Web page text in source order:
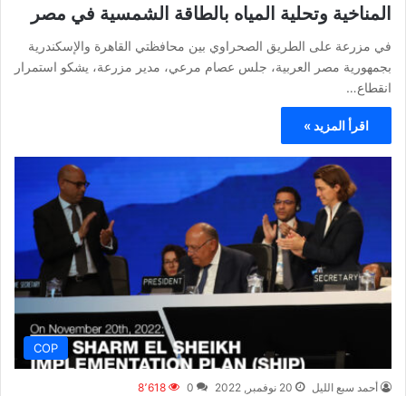
المناخية وتحلية المياه بالطاقة الشمسية في مصر
في مزرعة على الطريق الصحراوي بين محافظتي القاهرة والإسكندرية
بجمهورية مصر العربية، جلس عصام مرعي، مدير مزرعة، يشكو استمرار
انقطاع…
اقرأ المزيد »
COP
أحمد سبع الليل 20 نوفمبر, 2022 0 8٬618